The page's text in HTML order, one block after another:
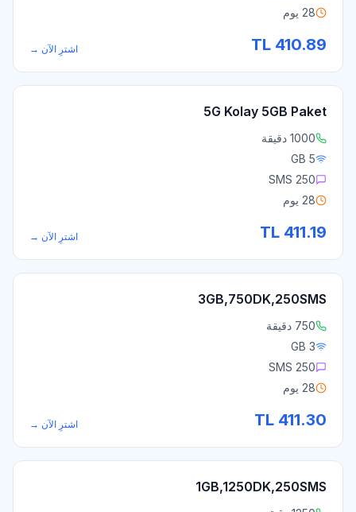
28 يوم
410.89 اشترِ الآن →
5G Kolay 5GB Paket
1000 دقيقة
5 GB
250 SMS
28 يوم
411.19 اشترِ الآن →
3GB,750DK,250SMS
750 دقيقة
3 GB
250 SMS
28 يوم
411.30 اشترِ الآن →
1GB,1250DK,250SMS